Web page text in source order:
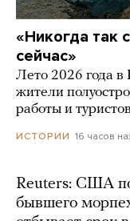
«Никогда так
сейчас»
Лето 2026 года
жители
работы и
ИСТОРИИ 16 часов
Reuters: США
бывшего